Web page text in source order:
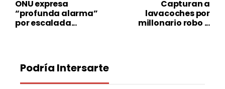
ONU expresa
“profunda alarma”
por escalada...
Capturan a
lavacoches por
millonario robo ...
Podría Intersarte